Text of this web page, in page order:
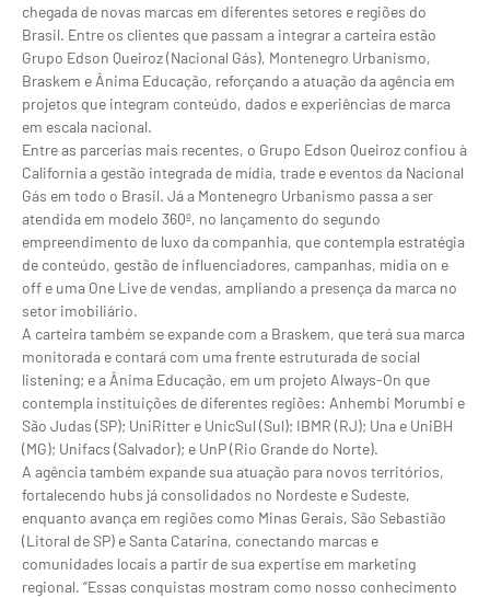
chegada de novas marcas em diferentes setores e regiões do
Brasil. Entre os clientes que passam a integrar a carteira estão
Grupo Edson Queiroz (Nacional Gás), Montenegro Urbanismo,
Braskem e Ânima Educação, reforçando a atuação da agência em
projetos que integram conteúdo, dados e experiências de marca
em escala nacional.
Entre as parcerias mais recentes, o Grupo Edson Queiroz confiou à
California a gestão integrada de mídia, trade e eventos da Nacional
Gás em todo o Brasil. Já a Montenegro Urbanismo passa a ser
atendida em modelo 360º, no lançamento do segundo
empreendimento de luxo da companhia, que contempla estratégia
de conteúdo, gestão de influenciadores, campanhas, mídia on e
off e uma One Live de vendas, ampliando a presença da marca no
setor imobiliário.
A carteira também se expande com a Braskem, que terá sua marca
monitorada e contará com uma frente estruturada de social
listening; e a Ânima Educação, em um projeto Always-On que
contempla instituições de diferentes regiões: Anhembi Morumbi e
São Judas (SP); UniRitter e UnicSul (Sul); IBMR (RJ); Una e UniBH
(MG); Unifacs (Salvador); e UnP (Rio Grande do Norte).
A agência também expande sua atuação para novos territórios,
fortalecendo hubs já consolidados no Nordeste e Sudeste,
enquanto avança em regiões como Minas Gerais, São Sebastião
(Litoral de SP) e Santa Catarina, conectando marcas e
comunidades locais a partir de sua expertise em marketing
regional. “Essas conquistas mostram como nosso conhecimento